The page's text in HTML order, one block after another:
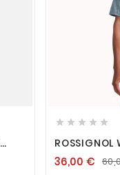

    
ROSSIGNOL
36,00€